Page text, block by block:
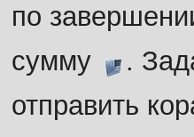
по
сумму
.
отправить